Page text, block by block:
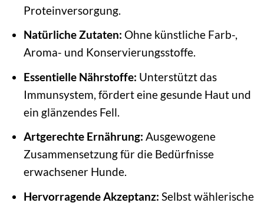
Proteinversorgung.
Natürliche Zutaten: Ohne künstliche Farb-,
Aroma- und Konservierungsstoffe.
Essentielle Nährstoffe: Unterstützt das
Immunsystem, fördert eine gesunde Haut und
ein glänzendes Fell.
Artgerechte Ernährung: Ausgewogene
Zusammensetzung für die Bedürfnisse
erwachsener Hunde.
Hervorragende Akzeptanz: Selbst wählerische